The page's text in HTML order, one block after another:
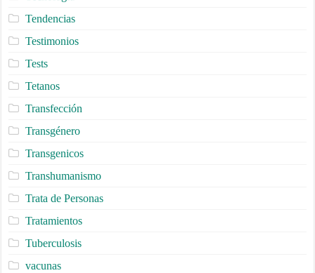
Tendencias
Testimonios
Tests
Tetanos
Transfección
Transgénero
Transgenicos
Transhumanismo
Trata de Personas
Tratamientos
Tuberculosis
vacunas